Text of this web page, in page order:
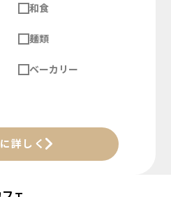
和食
麺類
ベーカリー
詳しく